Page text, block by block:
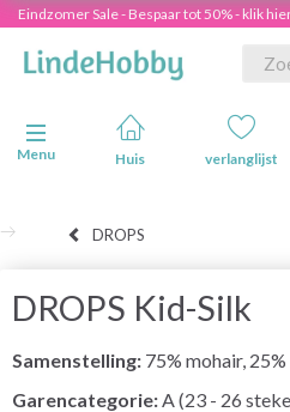
Eindzomer Sale - Bespaar tot 50% - klik
Navigatie in-/uitschakelen
Menu
Huis verlanglijst
DROPS
DROPS Kid-Silk
Samenstelling: 75% mohair,
Garencategorie: A (23 - 26